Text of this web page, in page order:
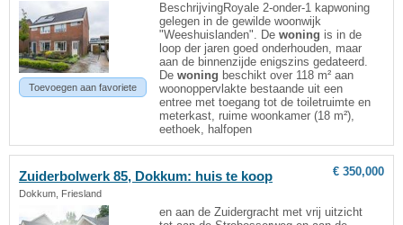
Toevoegen aan favoriete
BeschrijvingRoyale 2-onder-1 kapwoning
gelegen in de gewilde woonwijk
"Weeshuislanden". Dewoning is in de
loop der jaren goed onderhouden, maar
aan de binnenzijde enigszins gedateerd.
Dewoning beschikt over 118 m² aan
woonoppervlakte bestaande uit een
entree met toegang tot de toiletruimte en
meterkast, ruime woonkamer (18 m²),
eethoek, halfopen
Zuiderbolwerk 85, Dokkum: huis te koop
Dokkum, Friesland
€ 350,000
en aan de Zuidergracht met vrij uitzicht